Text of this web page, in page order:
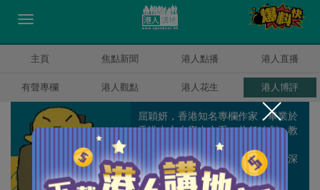
主頁 焦點新聞 港人點播 港人直播
有聲專欄 港人觀點 港人花生 港人博評
屈穎妍，香港知名專欄作家，畢業於
香港中文大學中文系，曾任編劇、教
師、記者、周刊副總編輯和雜誌顧
問，著有《怪獸家長》一書，文章深
受港爸港媽歡迎。